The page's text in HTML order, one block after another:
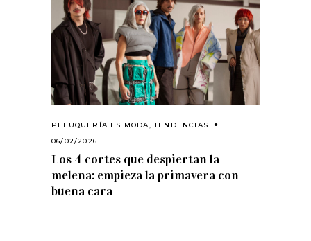
PELUQUERÍA ES MODA,TENDENCIAS
06/02/2026
Los 4 cortes que despiertan la
melena: empieza la primavera con
buena cara